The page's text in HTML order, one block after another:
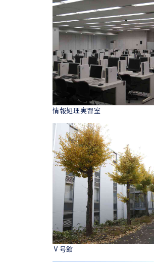
情報処理実習室
Ⅴ号館